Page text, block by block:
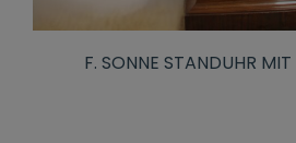
F. SONNE STANDUHR